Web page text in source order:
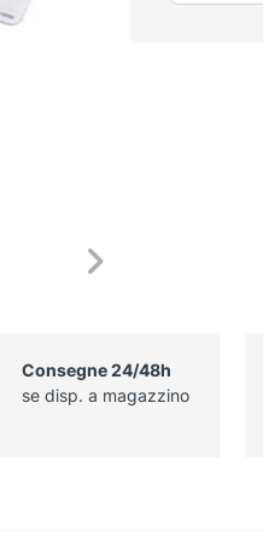
visione
Consegne 24/48h
se disp. a magazzino